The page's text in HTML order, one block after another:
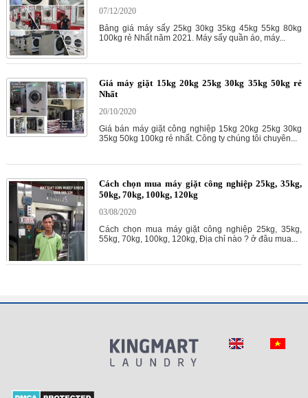
07/12/2020
Bảng giá máy sấy 25kg 30kg 35kg 45kg 55kg 80kg
100kg rẻ Nhất năm 2021. Máy sấy quần áo, máy...
Giá máy giặt 15kg 20kg 25kg 30kg 35kg 50kg rẻ
Nhất
20/10/2020
Giá bán máy giặt công nghiệp 15kg 20kg 25kg 30kg
35kg 50kg 100kg rẻ nhất. Công ty chúng tôi chuyên...
Cách chọn mua máy giặt công nghiệp 25kg, 35kg,
50kg, 70kg, 100kg, 120kg
03/08/2020
Cách chọn mua máy giặt công nghiệp 25kg, 35kg,
55kg, 70kg, 100kg, 120kg, Địa chỉ nào ? ở đâu mua...